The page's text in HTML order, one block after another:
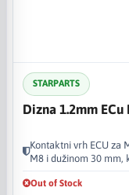
STARPARTS
Dizna 1.2mm ECu
Kontaktni vrh ECU za
M8 i dužinom 30 mm,
Out of Stock